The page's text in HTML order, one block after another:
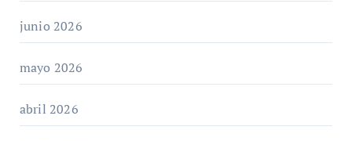
junio 2026
mayo 2026
abril 2026